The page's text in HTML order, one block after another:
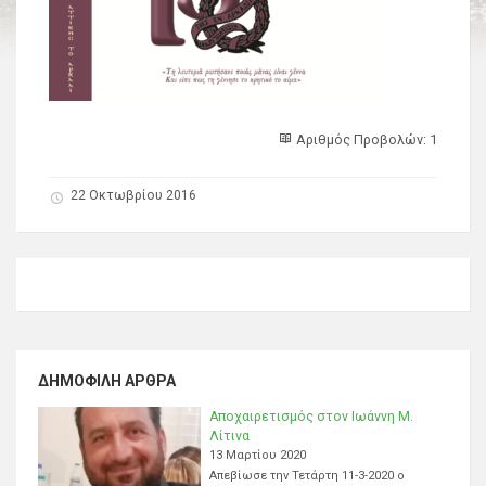
Αριθμός Προβολών: 1
22 Οκτωβρίου 2016
ΔΗΜΟΦΙΛΉ ΆΡΘΡΑ
Αποχαιρετισμός στον Ιωάννη Μ.
Λίτινα
13 Μαρτίου 2020
Απεβίωσε την Τετάρτη 11-3-2020 ο